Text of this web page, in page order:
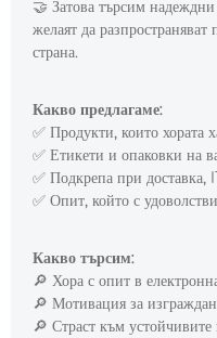
🤝 Затова търсим
желаят да
страна.
Какво предлагаме:
✅ Продукти, които хората
✅ Етикети и опаковки на
✅ Подкрепа при доставка,
✅ Опит, който с
Какво търсим:
🔎 Хора с опит в
🔎 Мотивация за
🔎 Страст към устойчивите